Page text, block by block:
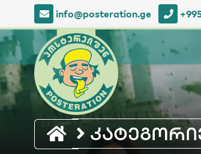
info@posteration.ge